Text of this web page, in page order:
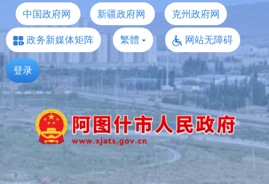
中国政府网 新疆政府网
克州政府网
政务新媒体矩阵
繁體 网站无障碍
登录